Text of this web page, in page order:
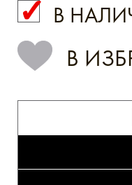
КУПИТЬ В
В
В